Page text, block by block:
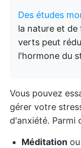
Des études
la nature et de
verts peut
l'hormone du
Vous pouvez
gérer votre
d'anxiété. Parmi
Méditation